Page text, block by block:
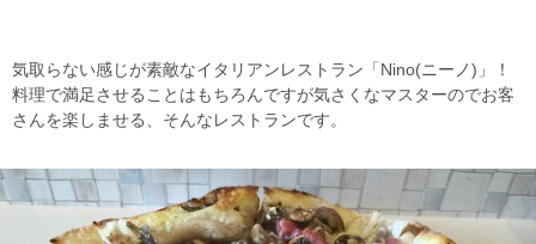
気取らない感じが素敵なイタリアンレストラン「Nino(ニーノ)」！
料理で満足させることはもちろんですが気さくなマスターのでお客
さんを楽しませる、そんなレストランです。